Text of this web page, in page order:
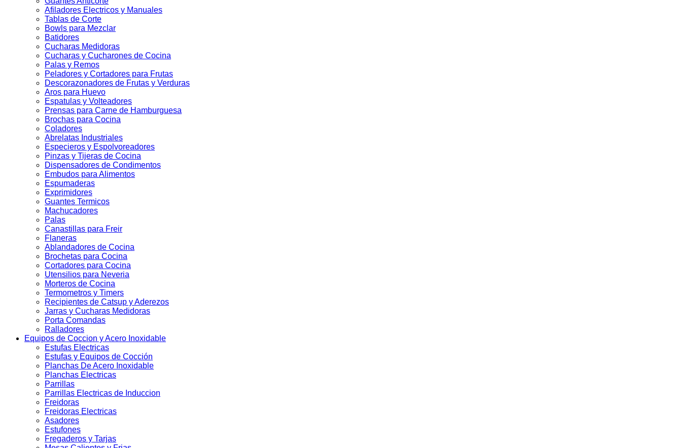
Afiladores Electricos y Manuales
Tablas de Corte
Bowls para Mezclar
Batidores
Cucharas Medidoras
Cucharas y Cucharones de Cocina
Palas y Remos
Peladores y Cortadores para Frutas
Descorazonadores de Frutas y Verduras
Aros para Huevo
Espatulas y Volteadores
Prensas para Carne de Hamburguesa
Brochas para Cocina
Coladores
Abrelatas Industriales
Especieros y Espolvoreadores
Pinzas y Tijeras de Cocina
Dispensadores de Condimentos
Embudos para Alimentos
Espumaderas
Exprimidores
Guantes Termicos
Machucadores
Palas
Canastillas para Freir
Flaneras
Ablandadores de Cocina
Brochetas para Cocina
Cortadores para Cocina
Utensilios para Neveria
Morteros de Cocina
Termometros y Timers
Recipientes de Catsup y Aderezos
Jarras y Cucharas Medidoras
Porta Comandas
Ralladores
Equipos de Coccion y Acero Inoxidable
Estufas Electricas
Estufas y Equipos de Cocción
Planchas De Acero Inoxidable
Planchas Electricas
Parrillas
Parrillas Electricas de Induccion
Freidoras
Freidoras Electricas
Asadores
Estufones
Fregaderos y Tarjas